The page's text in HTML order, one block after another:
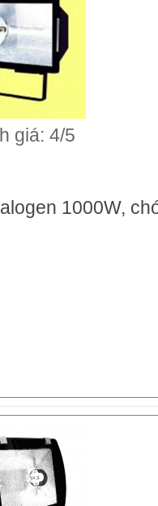
giá: 4/5
1000W,